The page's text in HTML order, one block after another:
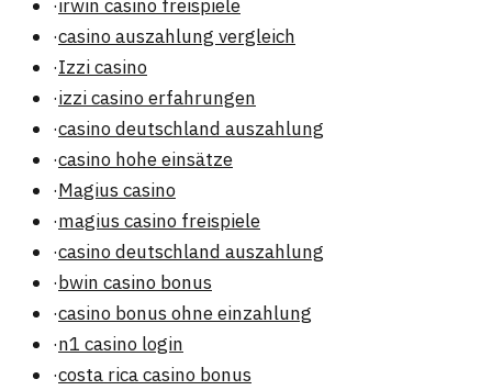
·irwin casino freispiele
·casino auszahlung vergleich
·Izzi casino
·izzi casino erfahrungen
·casino deutschland auszahlung
·casino hohe einsätze
·Magius casino
·magius casino freispiele
·casino deutschland auszahlung
·bwin casino bonus
·casino bonus ohne einzahlung
·n1 casino login
·costa rica casino bonus